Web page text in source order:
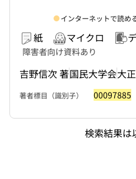
紙 マイクロ
障害者向け資料あり
吉野信次 著国民大学会大
インターネットで読め
著者標目（識別子） 00097885
検索結果は